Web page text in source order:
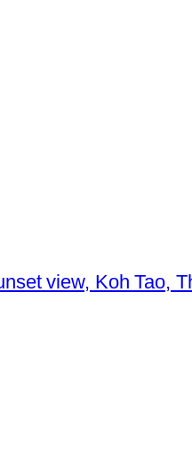
view, Koh Tao,